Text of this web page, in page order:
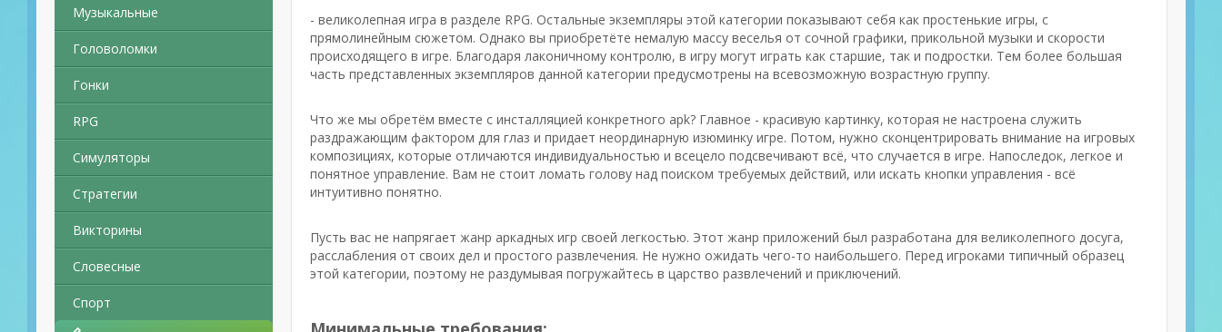
Музыкальные
Головоломки
Гонки
RPG
Симуляторы
Стратегии
Викторины
Словесные
Спорт
- великолепная игра в разделе RPG. Остальные экземпляры этой категории показывают себя как простенькие игры, с
прямолинейным сюжетом. Однако вы приобретёте немалую массу веселья от сочной графики, прикольной музыки и скорости
происходящего в игре. Благодаря лаконичному контролю, в игру могут играть как старшие, так и подростки. Тем более большая
часть представленных экземпляров данной категории предусмотрены на всевозможную возрастную группу.
Что же мы обретём вместе с инсталляцией конкретного apk? Главное - красивую картинку, которая не настроена служить
раздражающим фактором для глаз и придает неординарную изюминку игре. Потом, нужно сконцентрировать внимание на игровых
композициях, которые отличаются индивидуальностью и всецело подсвечивают всё, что случается в игре. Напоследок, легкое и
понятное управление. Вам не стоит ломать голову над поиском требуемых действий, или искать кнопки управления - всё
интуитивно понятно.
Пусть вас не напрягает жанр аркадных игр своей легкостью. Этот жанр приложений был разработана для великолепного досуга,
расслабления от своих дел и простого развлечения. Не нужно ожидать чего-то наибольшего. Перед игроками типичный образец
этой категории, поэтому не раздумывая погружайтесь в царство развлечений и приключений.